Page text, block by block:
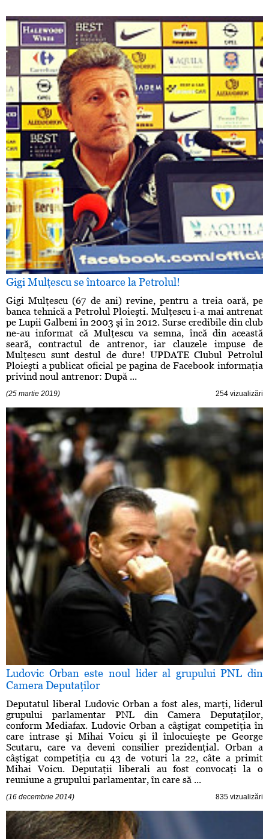
Gigi Mulţescu se întoarce la Petrolul!
Gigi Mulţescu (67 de ani) revine, pentru a treia oară, pe
banca tehnică a Petrolul Ploieşti. Mulţescu i-a mai antrenat
pe Lupii Galbeni în 2003 şi în 2012. Surse credibile din club
ne-au informat că Mulţescu va semna, încă din această
seară, contractul de antrenor, iar clauzele impuse de
Mulţescu sunt destul de dure! UPDATE Clubul Petrolul
Ploieşti a publicat oficial pe pagina de Facebook informaţia
privind noul antrenor: După ...
(25 martie 2019) 254 vizualizări
Ludovic Orban este noul lider al grupului PNL din
Camera Deputaţilor
Deputatul liberal Ludovic Orban a fost ales, marţi, liderul
grupului parlamentar PNL din Camera Deputaţilor,
conform Mediafax. Ludovic Orban a câştigat competiţia în
care intrase şi Mihai Voicu şi îl înlocuieşte pe George
Scutaru, care va deveni consilier prezidenţial. Orban a
câştigat competiţia cu 43 de voturi la 22, câte a primit
Mihai Voicu. Deputaţii liberali au fost convocaţi la o
reuniune a grupului parlamentar, în care să ...
(16 decembrie 2014) 835 vizualizări